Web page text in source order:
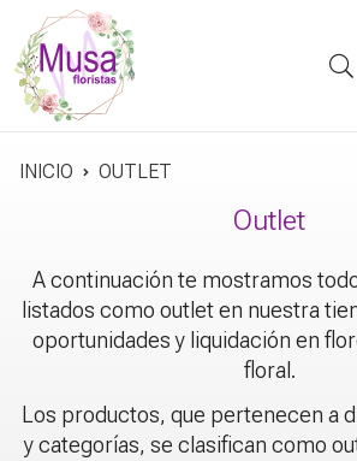
INICIO OUTLET
Outlet
A continuación te mostramos
listados como outlet en nuestra
oportunidades y liquidación en
floral.
Los productos, que pertenecen a
y categorías, se clasifican como